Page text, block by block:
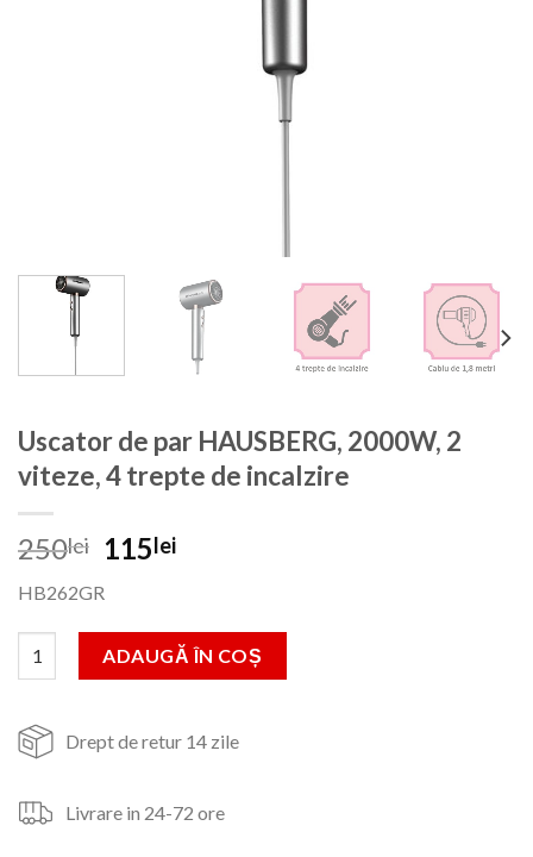
Uscator de par HAUSBERG, 2000W, 2
viteze, 4 trepte de incalzire
250lei
Prețul
a
fost:
250lei.
115leiPrețul
115lei.
HB262GR
Cantitate Uscator de par HAUSBERG, 2000W, 2 viteze, 4 trepte
ADAUGĂ ÎN COȘ
Drept de retur 14 zile
Livrare in 24-72 ore